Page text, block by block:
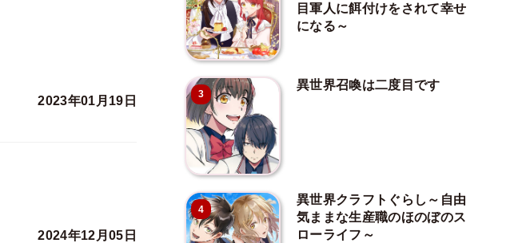
2023年01月19日
2024年12月05日
目軍人に餌付けをされて幸せ
になる～
3
異世界召喚は二度目です
4
異世界クラフトぐらし～自由
気ままな生産職のほのぼのス
ローライフ～